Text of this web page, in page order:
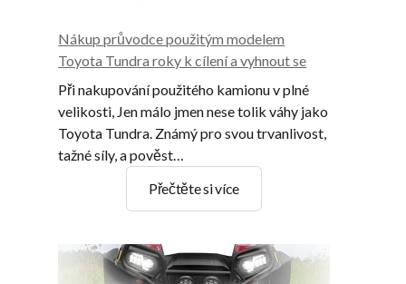
Nákup průvodce použitým modelem
Toyota Tundra roky k cílení a vyhnout se
Při nakupování použitého kamionu v plné
velikosti, Jen málo jmen nese tolik váhy jako
Toyota Tundra. Známý pro svou trvanlivost,
tažné síly, a pověst…
Přečtěte si víceNákup
průvodce
modelem
Toyota